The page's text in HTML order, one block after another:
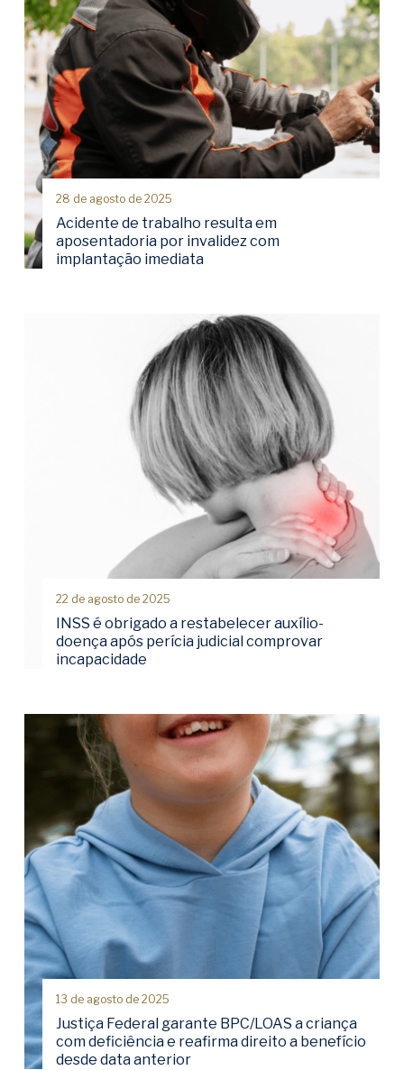
28 de agosto de 2025
Acidente de trabalho resulta em
aposentadoria por invalidez com
implantação imediata
22 de agosto de 2025
INSS é obrigado a restabelecer auxílio-
doença após perícia judicial comprovar
incapacidade
13 de agosto de 2025
Justiça Federal garante BPC/LOAS a criança
com deficiência e reafirma direito a benefício
desde data anterior